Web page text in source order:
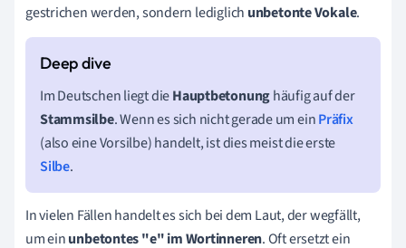
gestrichen werden, sondern lediglich unbetonte Vokale.
Im Deutschen liegt dieHauptbetonunghäufig auf der
Stammsilbe. Wenn es sich nicht gerade um einPräfix
(also eine Vorsilbe) handelt, ist dies meist die erste
Silbe.
In vielen Fällen handelt es sich bei dem Laut, der wegfällt,
um einunbetontes "e" im Wortinneren. Oft ersetzt ein